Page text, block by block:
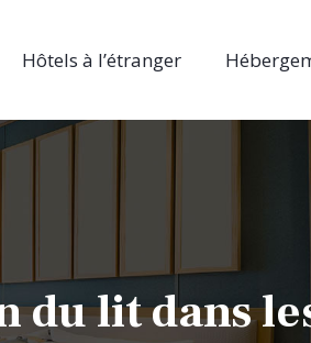
Hôtels à l’étranger
du lit dans